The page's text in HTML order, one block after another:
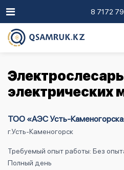
8 7172
электрических
ТОО «АЭС Усть-
г.Усть-Каменогорск
Требуемый опыт работы: Без
Полный день